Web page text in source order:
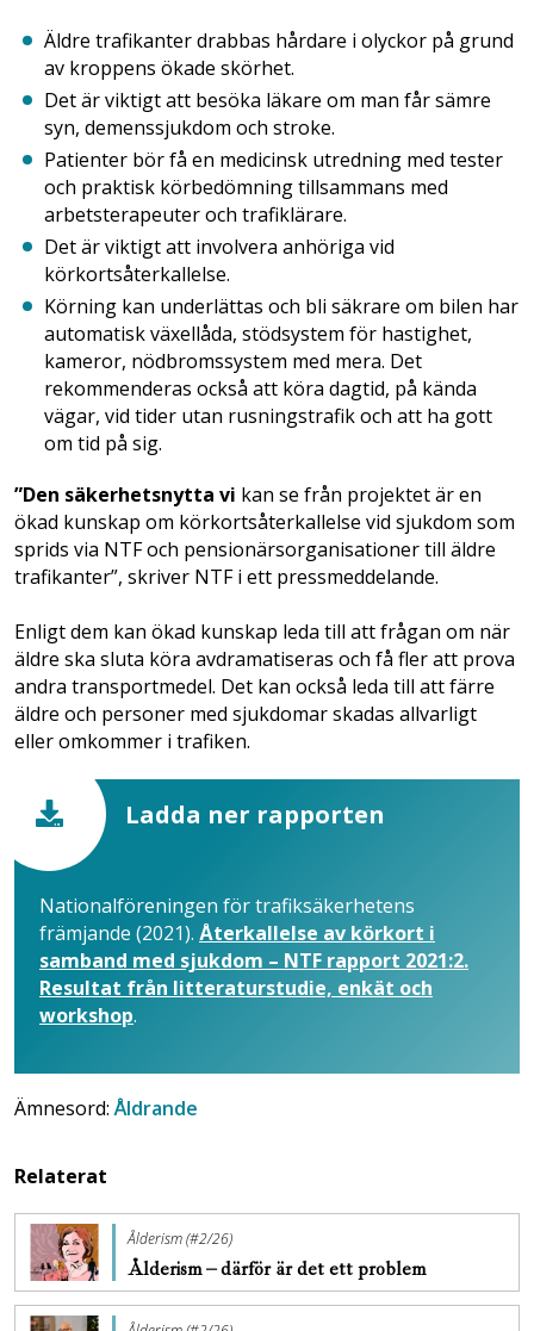
Äldre trafikanter drabbas hårdare i olyckor på grund
av kroppens ökade skörhet.
Det är viktigt att besöka läkare om man får sämre
syn, demenssjukdom och stroke.
Patienter bör få en medicinsk utredning med tester
och praktisk körbedömning tillsammans med
arbetsterapeuter och trafiklärare.
Det är viktigt att involvera anhöriga vid
körkortsåterkallelse.
Körning kan underlättas och bli säkrare om bilen har
automatisk växellåda, stödsystem för hastighet,
kameror, nödbromssystem med mera. Det
rekommenderas också att köra dagtid, på kända
vägar, vid tider utan rusningstrafik och att ha gott
om tid på sig.
”Den säkerhetsnytta vi kan se från projektet är en
ökad kunskap om körkortsåterkallelse vid sjukdom som
sprids via NTF och pensionärsorganisationer till äldre
trafikanter”, skriver NTF i ett pressmeddelande.
Enligt dem kan ökad kunskap leda till att frågan om när
äldre ska sluta köra avdramatiseras och få fler att prova
andra transportmedel. Det kan också leda till att färre
äldre och personer med sjukdomar skadas allvarligt
eller omkommer i trafiken.
Ladda ner rapporten
Nationalföreningen för trafiksäkerhetens
främjande (2021). Återkallelse av körkort i
samband med sjukdom – NTF rapport 2021:2.
Resultat från litteraturstudie, enkät och
workshop.
Ämnesord:Åldrande
Relaterat
Ålderism (#2/26)
Ålderism – därför är det ett problem